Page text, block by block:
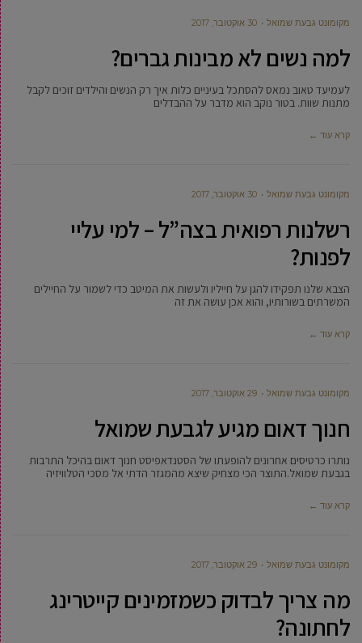
מקומונט גבעת שמואל 30 אוקטובר, 2017
למה נשים לא מבינות גברים?
לעמיעד טאוב נמאס להסתכל בעיניים כלות איך רק הנשים והילדים זוכים לקבל
מתנות שוות. בטור נוקב הוא מדבר על ההבדלים
קרא עוד ←
מקומונט גבעת שמואל 30 אוקטובר, 2017
רשלנות רפואית בצה”ל – למי עליי
לפנות?
הצבא שלנו תפקידו להגן על חייליו ולעשות את המיטב כדי לשמור על החיילים
המשרתים בשורותיו, והוא אכן עושה את זה
קרא עוד ←
מקומונט גבעת שמואל 29 אוקטובר, 2017
חנוך דאום מגיע לגבעת שמואל
נותרו כרטיסים אחרונים להופעתו של הסטנדאפיסט חנוך דאום בהיכל התרבות
בגבעת שמואל.התוצר הכי מצחיק שיצא מהמגזר הדתי אל מסכי הטלוויזיה
קרא עוד ←
מקומונט גבעת שמואל 29 אוקטובר, 2017
מה צריך לבדוק כשמזמינים קייטרינג
לחתונה?